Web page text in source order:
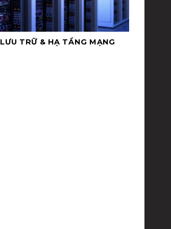
LƯU TRỮ & HẠ TẦNG MẠNG